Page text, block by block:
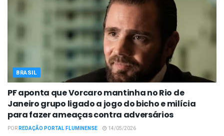
BRASIL
PF aponta que Vorcaro mantinha no Rio de
Janeiro grupo ligado a jogo do bicho e milícia
para fazer ameaças contra adversários
PORREDAÇÃO PORTAL FLUMINENSE 14/05/2026